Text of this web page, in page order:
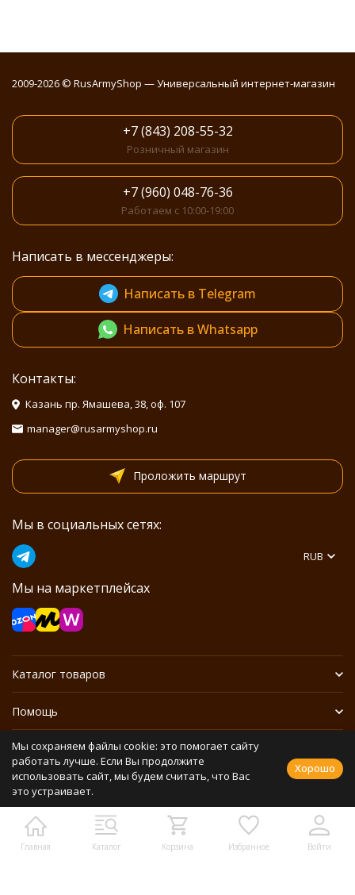
Главная Каталог Корзина Избранное Войти
2009-2026 © RusArmyShop — Универсальный интернет-магазин
+7 (843) 208-55-32
Розничный магазин
+7 (960) 048-76-36
Работаем с 10:00-19:00
Написать в мессенджеры:
Написать в Telegram
Написать в Whatsapp
Контакты:
Казань пр. Ямашева, 38, оф. 107
manager@rusarmyshop.ru
Проложить маршрут
Мы в социальных сетях:
Мы на маркетплейсах
RUB
Каталог товаров
Помощь
Информация
Политика персональных данных
Разработано в
bodysite.ru Webasyst —
Мы сохраняем файлы cookie: это помогает сайту
работать лучше. Если Вы продолжите
использовать сайт, мы будем считать, что Вас
это устраивает.
Хорошо